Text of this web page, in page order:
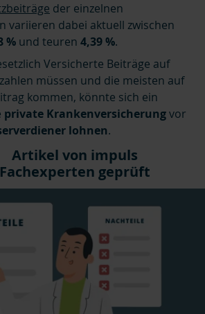
der einzelnen
variieren dabei aktuell zwischen
% und teuren 4,39 %.
Versicherte Beiträge auf
müssen und die meisten auf
kommen, könnte sich ein
private Krankenversicherungvor
lohnen.
Artikel von impuls
Fachexperten geprüft